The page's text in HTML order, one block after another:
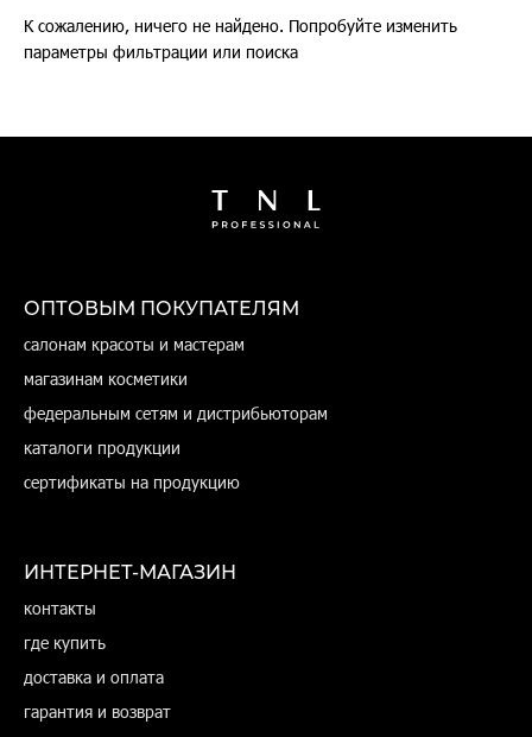
К сожалению, ничего не найдено. Попробуйте изменить
параметры фильтрации или поиска
ОПТОВЫМ ПОКУПАТЕЛЯМ
салонам красоты и мастерам
магазинам косметики
федеральным сетям и дистрибьюторам
каталоги продукции
сертификаты на продукцию
ИНТЕРНЕТ-МАГАЗИН
контакты
где купить
доставка и оплата
гарантия и возврат